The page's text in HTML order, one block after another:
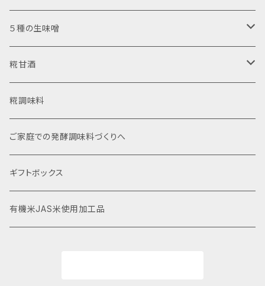
５種の生味噌
お試しアソート
使いやすいカップ入り
自宅で詰め替え袋入り
糀甘酒
濃縮タイプ
ストレートタイプ
糀調味料
ご家庭での発酵調味料づくりへ
ギフトボックス
有機米JAS米使用加工品